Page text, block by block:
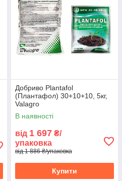
Добриво Plantafol
(Плантафол) 30+10+10, 5кг,
Valagro
В наявності
від 1 697 ₴/
упаковка
від 1 886 ₴/упаковка
Купити